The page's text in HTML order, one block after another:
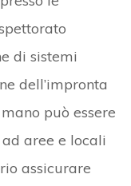
di sistemi
dell’impronta
può essere
aree e locali
assicurare